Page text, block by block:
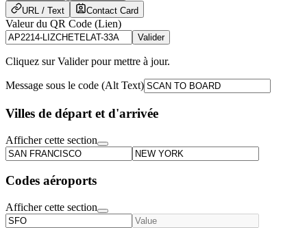
URL / Text
Contact Card
Valeur du QR Code (Lien)
Valider
Cliquez sur Valider pour mettre à jour.
Message sous le code (Alt Text)
Villes de départ et d'arrivée
Afficher cette section
Codes aéroports
Afficher cette section